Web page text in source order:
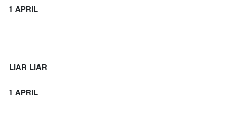
1 APRIL
LIAR LIAR
1 APRIL